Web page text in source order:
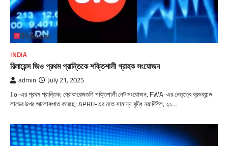
INDIA
রিলায়েন্স জিও প্রথম প্রান্তিকে শক্তিশালী গ্রাহক সংযোজন
admin July 21, 2025
Jio-এর প্রথম প্রান্তিক: ব্রোকারেজগুলি শক্তিশালী নেট সংযোজন, FWA-এর নেতৃত্বে ব্রডব্যান্ড
লাভের উপর আলোকপাত করেছে; APRU-এর মতে সামান্য বৃদ্ধি নয়াদিল্লি, ২১…